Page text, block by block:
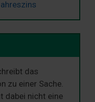
das
zu einer Sache.
dabei nicht eine